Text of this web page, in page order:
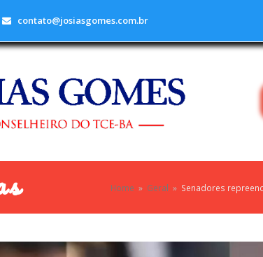
contato@josiasgomes.com.br
Home » Geral » Senadores